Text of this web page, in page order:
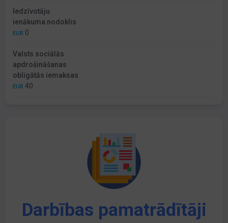
Iedzīvotāju
ienākuma nodoklis
EUR 0
Valsts sociālās
apdrošināšanas
obligātās iemaksas
EUR 40
Darbības pamatrādītāji